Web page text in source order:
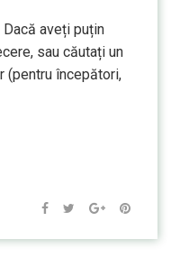
aveți puțin
sau căutați un
(pentru începători,